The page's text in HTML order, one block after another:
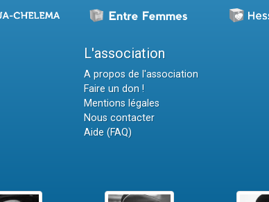
L'association
A propos de l'association
Faire un don !
Mentions légales
Nous contacter
Aide (FAQ)